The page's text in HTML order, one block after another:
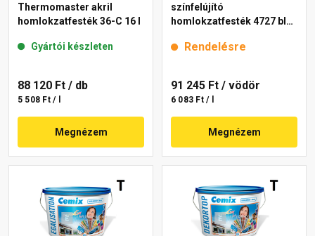
Thermomaster akril
homlokzatfesték 36-C 16 l
Gyártói készleten
88 120 Ft / db
5 508 Ft / l
Megnézem
színfelújító
homlokzatfesték 4727 blue
Rendelésre
91 245 Ft / vödör
6 083 Ft / l
Megnézem